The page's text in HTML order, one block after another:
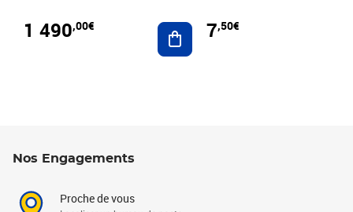
1 490,00€ Ajouter au panier
7,50€
Nos Engagements
Proche de vous